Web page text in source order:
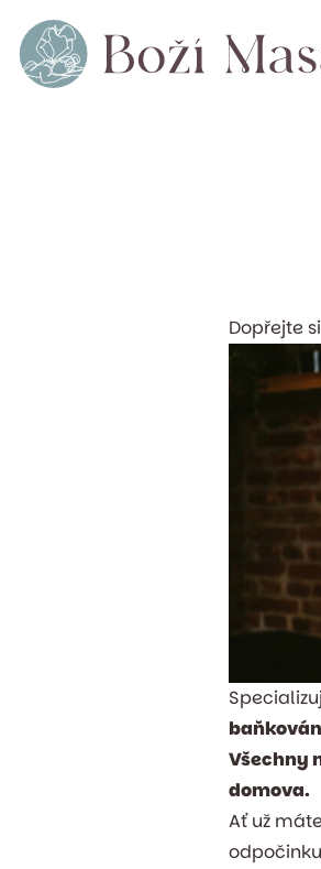
content
Dopřejte
Všechny
domova.
Ať už